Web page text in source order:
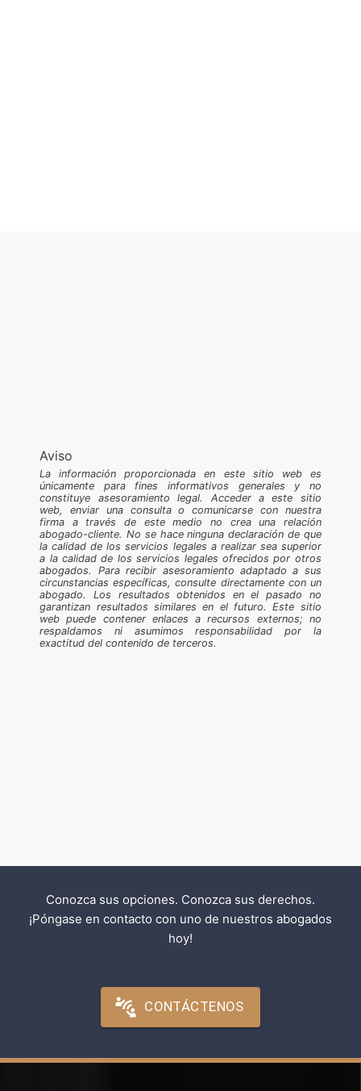
Aviso
La información proporcionada en este sitio web es
únicamente para fines informativos generales y no
constituye asesoramiento legal. Acceder a este sitio
web, enviar una consulta o comunicarse con nuestra
firma a través de este medio no crea una relación
abogado-cliente. No se hace ninguna declaración de que
la calidad de los servicios legales a realizar sea superior
a la calidad de los servicios legales ofrecidos por otros
abogados. Para recibir asesoramiento adaptado a sus
circunstancias específicas, consulte directamente con un
abogado. Los resultados obtenidos en el pasado no
garantizan resultados similares en el futuro. Este sitio
web puede contener enlaces a recursos externos; no
respaldamos ni asumimos responsabilidad por la
exactitud del contenido de terceros.
Conozca sus opciones. Conozca sus derechos.
¡Póngase en contacto con uno de nuestros abogados
hoy!
CONTÁCTENOS